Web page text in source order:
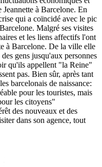
Jeannette à Barcelone. En
qui a coïncidé avec le pic
Malgré ses visites
et les liens affectifs l'ont
à Barcelone. De la ville elle
gens jusqu'aux personnes
qu'ils appellent "la Reine"
pas. Bien sûr, après tant
barcelonais de naissance:
pour les touristes, mais
les citoyens"
des nouveaux et des
dans son agence, tout